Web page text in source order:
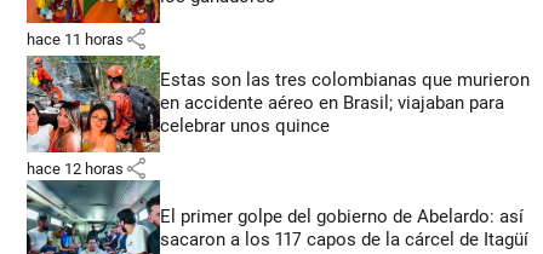
hace 11 horas share
Estas son las tres colombianas que murieron
en accidente aéreo en Brasil; viajaban para
celebrar unos quince
hace 12 horas share
El primer golpe del gobierno de Abelardo: así
sacaron a los 117 capos de la cárcel de Itagüí